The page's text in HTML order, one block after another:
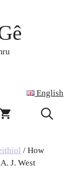
English
/ How
J. West